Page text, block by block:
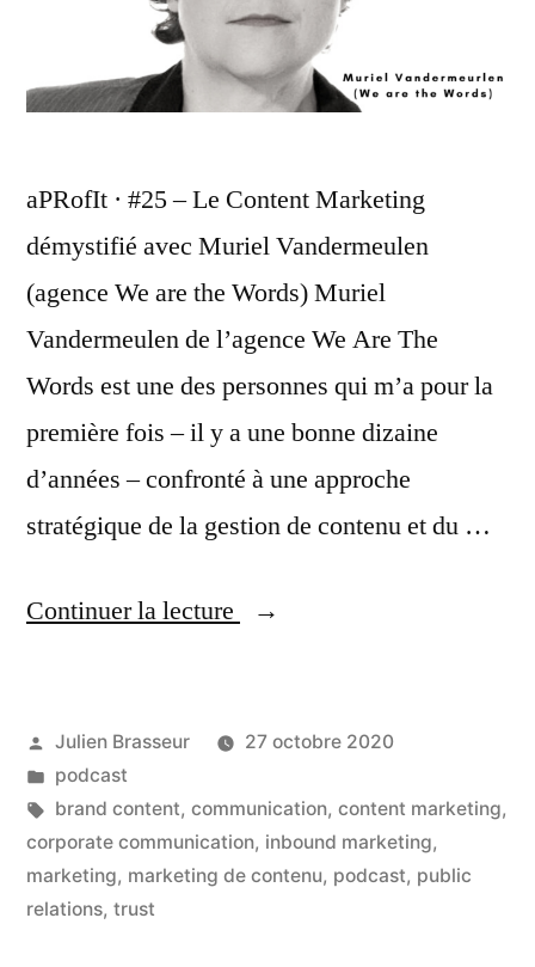
aPRofIt · #25 – Le Content Marketing
démystifié avec Muriel Vandermeulen
(agence We are the Words) Muriel
Vandermeulen de l’agence We Are The
Words est une des personnes qui m’a pour la
première fois – il y a une bonne dizaine
d’années – confronté à une approche
stratégique de la gestion de contenu et du …
Continuer la lecture
« Le
démystifié »
Publié
par
Julien Brasseur
27 octobre 2020
Publié
dans
podcast
Étiquettes :
brand content, communication, content marketing,
corporate communication, inbound marketing,
marketing, marketing de contenu, podcast, public
relations, trust